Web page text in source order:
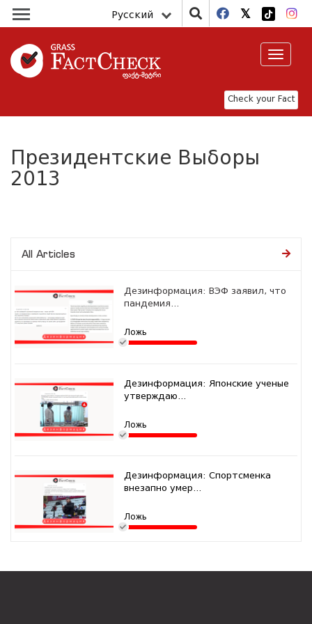
Русский
Check your Fact
Toggle
Президентские Выборы
2013
All Articles
Дезинформация: ВЭФ заявил, что
пандемия...
Ложь
Дезинформация: Японские ученые
утверждаю...
Ложь
Дезинформация: Спортсменка
внезапно умер...
Ложь